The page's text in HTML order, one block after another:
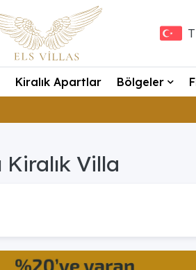
Kiralık Apartlar Bölgeler
Kiralık Villa